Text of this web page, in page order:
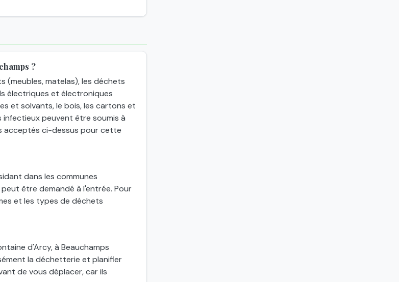
?
(meubles, matelas), les déchets
électriques et électroniques
et solvants, le bois, les cartons et
peuvent être soumis à
acceptés ci-dessus pour cette
dans les communes
être demandé à l'entrée. Pour
et les types de déchets
d'Arcy, à Beauchamps
la déchetterie et planifier
de vous déplacer, car ils